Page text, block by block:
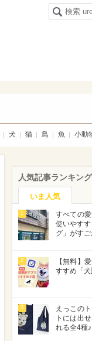
犬 猫 鳥 魚 小動
人気記事ランキング
いま人気
1
すべての
使いやす
グ」がすご
2
【無料】
すすめ「
3
えっこの
トには出
れる全4種♪